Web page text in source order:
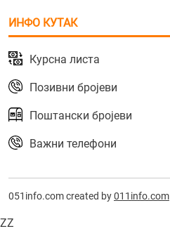
ИНФО КУТАК
Курсна листа
Позивни бројеви
Поштански бројеви
Важни телефони
051info.com created by011info.com
ZZ